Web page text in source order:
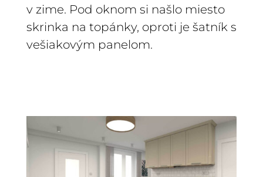
v zime. Pod oknom si našlo miesto
skrinka na topánky, oproti je šatník s
vešiakovým panelom.